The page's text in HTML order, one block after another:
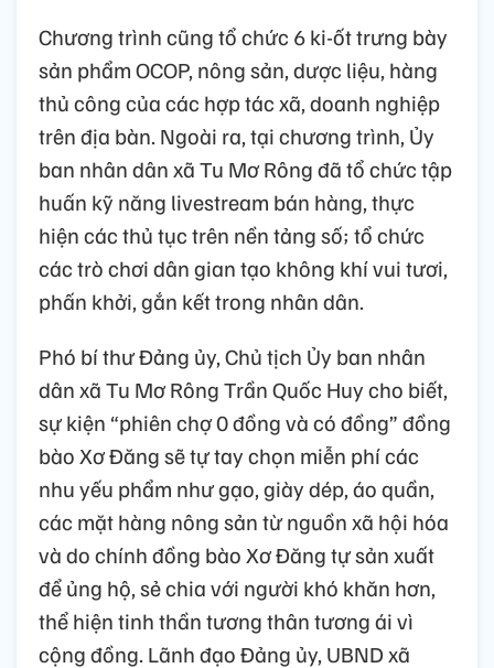
Chương trình cũng tổ chức 6 ki-ốt trưng bày
sản phẩm OCOP, nông sản, dược liệu, hàng
thủ công của các hợp tác xã, doanh nghiệp
trên địa bàn. Ngoài ra, tại chương trình, Ủy
ban nhân dân xã Tu Mơ Rông đã tổ chức tập
huấn kỹ năng livestream bán hàng, thực
hiện các thủ tục trên nền tảng số; tổ chức
các trò chơi dân gian tạo không khí vui tươi,
phấn khởi, gắn kết trong nhân dân.
Phó bí thư Đảng ủy, Chủ tịch Ủy ban nhân
dân xã Tu Mơ Rông Trần Quốc Huy cho biết,
sự kiện “phiên chợ 0 đồng và có đồng” đồng
bào Xơ Đăng sẽ tự tay chọn miễn phí các
nhu yếu phẩm như gạo, giày dép, áo quần,
các mặt hàng nông sản từ nguồn xã hội hóa
và do chính đồng bào Xơ Đăng tự sản xuất
để ủng hộ, sẻ chia với người khó khăn hơn,
thể hiện tinh thần tương thân tương ái vì
cộng đồng. Lãnh đạo Đảng ủy, UBND xã